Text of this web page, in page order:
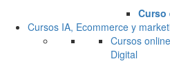
Curso
Cursos IA, Ecommerce y
Cursos
Digital